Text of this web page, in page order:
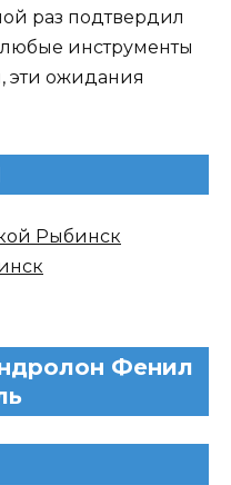
раз подтвердил
любые инструменты
эти ожидания
Рыбинск
Фенил